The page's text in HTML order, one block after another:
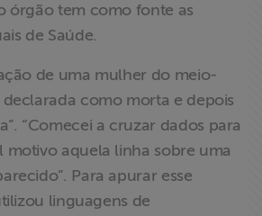
órgão tem como fonte as
de Saúde.
de uma mulher do meio-
como morta e depois
“Comecei a cruzar dados para
motivo aquela linha sobre uma
Para apurar esse
linguagens de